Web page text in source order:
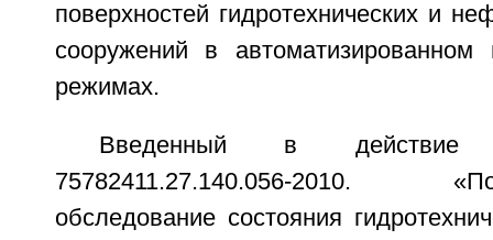
поверхностей гидротехнических и
сооружений в автоматизированном
режимах.
Введенный в действие
75782411.27.140.056-2010.
обследование состояния